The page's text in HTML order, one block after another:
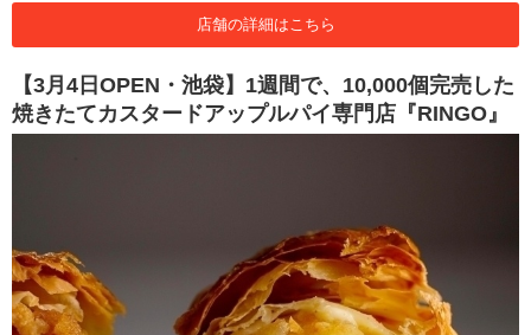
店舗の詳細はこちら
【3月4日OPEN・池袋】1週間で、10,000個完売した
焼きたてカスタードアップルパイ専門店『RINGO』